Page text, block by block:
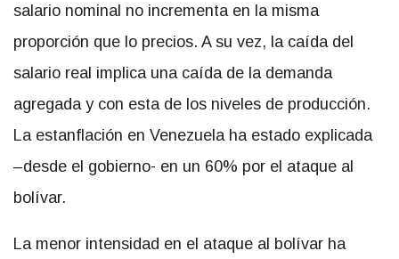
salario nominal no incrementa en la misma
proporción que lo precios. A su vez, la caída del
salario real implica una caída de la demanda
agregada y con esta de los niveles de producción.
La estanflación en Venezuela ha estado explicada
–desde el gobierno- en un 60% por el ataque al
bolívar.
La menor intensidad en el ataque al bolívar ha